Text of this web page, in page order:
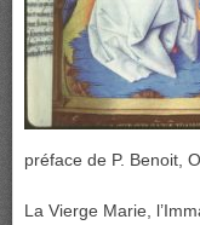
préface de P. Benoit,
La Vierge Marie,